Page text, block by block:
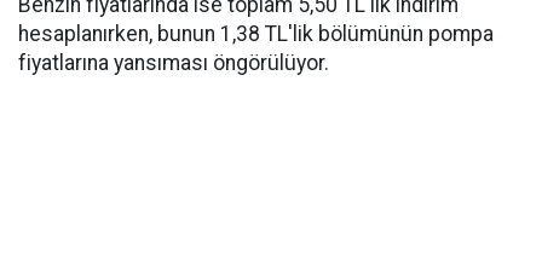
Benzin fiyatlarında ise toplam 5,50 TL'lik indirim
hesaplanırken, bunun 1,38 TL'lik bölümünün pompa
fiyatlarına yansıması öngörülüyor.